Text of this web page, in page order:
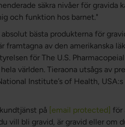
säkra nivåer för
och funktion hos barnet."
bästa produkterna för
framtagna av den amerikanska
för The U.S.
världen. Tieraona utsågs av
Institute’s of Health,
på [email protected] för
vill bli gravid, är gravid eller om